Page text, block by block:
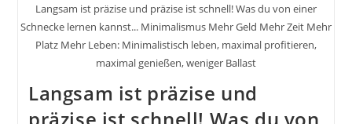
Langsam ist präzise und präzise ist schnell! Was du von einer
Schnecke lernen kannst... Minimalismus Mehr Geld Mehr Zeit Mehr
Platz Mehr Leben: Minimalistisch leben, maximal profitieren,
maximal genießen, weniger Ballast
Langsam ist präzise und
präzise ist schnell! Was du von